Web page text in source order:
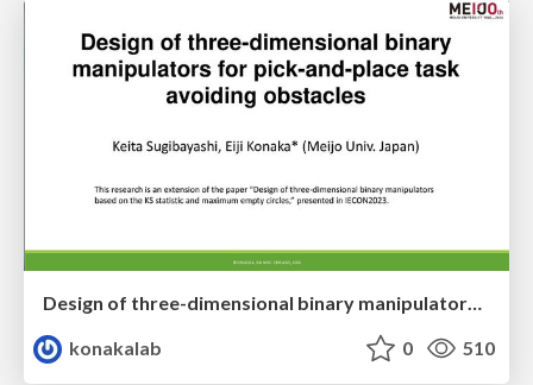
Design of three-dimensional binary manipulators for pick-and-place task avoiding obstacles (IECON2024)
konakalab
0 510